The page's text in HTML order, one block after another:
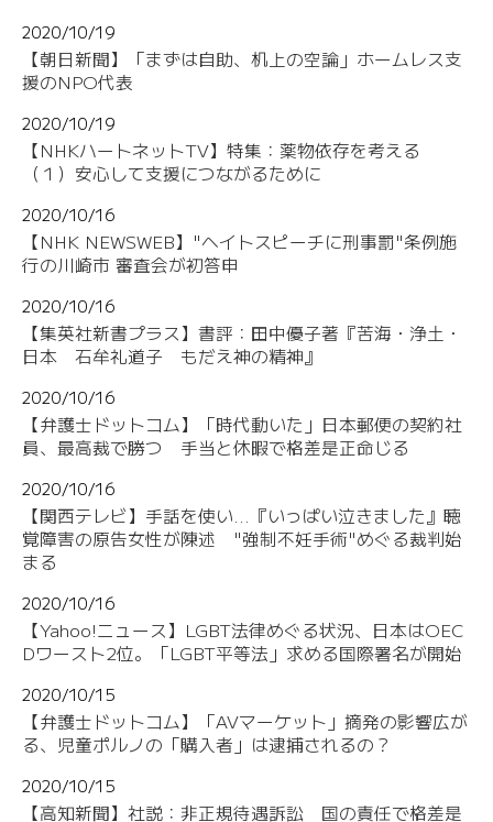
2020/10/19
【朝日新聞】「まずは自助、机上の空論」ホームレス支
援のNPO代表
2020/10/19
【NHKハートネットTV】特集：薬物依存を考える
（１）安心して支援につながるために
2020/10/16
【NHK NEWSWEB】"ヘイトスピーチに刑事罰"条例施
行の川崎市 審査会が初答申
2020/10/16
【集英社新書プラス】書評：田中優子著『苦海・浄土・
日本 石牟礼道子 もだえ神の精神』
2020/10/16
【弁護士ドットコム】「時代動いた」日本郵便の契約社
員、最高裁で勝つ 手当と休暇で格差是正命じる
2020/10/16
【関西テレビ】手話を使い...『いっぱい泣きました』聴
覚障害の原告女性が陳述 "強制不妊手術"めぐる裁判始
まる
2020/10/16
【Yahoo!ニュース】LGBT法律めぐる状況、日本はOEC
Dワースト2位。「LGBT平等法」求める国際署名が開始
2020/10/15
【弁護士ドットコム】「AVマーケット」摘発の影響広が
る、児童ポルノの「購入者」は逮捕されるの？
2020/10/15
【高知新聞】社説：非正規待遇訴訟 国の責任で格差是